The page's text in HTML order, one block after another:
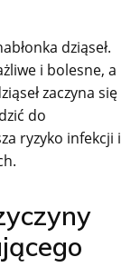
dziąseł.
i bolesne, a
zaczyna się
do
ryzyko infekcji i